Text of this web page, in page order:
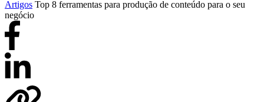
Artigos Top 8 ferramentas para produção de conteúdo para o seu
negócio